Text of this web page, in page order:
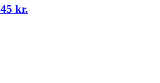
45 kr.